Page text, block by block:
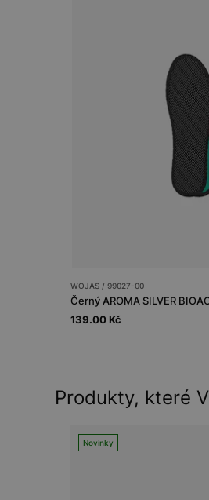
WOJAS / 99027-00
Černý AROMA SILVER
139.00 Kč
Produkty, které
Novinky